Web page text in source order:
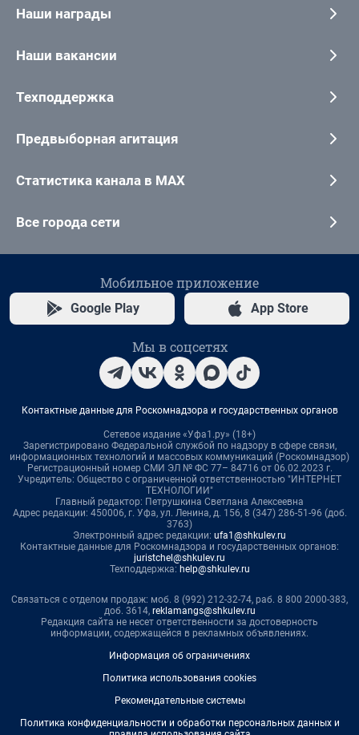
Наши награды
Наши вакансии
Техподдержка
Предвыборная агитация
Статистика канала в MAX
Все города сети
Мобильное приложение
Google Play App Store
Мы в соцсетях
Контактные данные для Роскомнадзора и государственных органов
Сетевое издание «Уфа1.ру» (18+)
Зарегистрировано Федеральной службой по надзору в сфере связи,
информационных технологий и массовых коммуникаций (Роскомнадзор)
Регистрационный номер СМИ ЭЛ № ФС 77– 84716 от 06.02.2023 г.
Учредитель: Общество с ограниченной ответственностью "ИНТЕРНЕТ
ТЕХНОЛОГИИ"
Главный редактор: Петрушкина Светлана Алексеевна
Адрес редакции: 450006, г. Уфа, ул. Ленина, д. 156, 8 (347) 286-51-96 (доб.
3763)
Электронный адрес редакции: ufa1@shkulev.ru
Контактные данные для Роскомнадзора и государственных органов:
juristchel@shkulev.ru
Техподдержка: help@shkulev.ru
Связаться с отделом продаж: моб. 8 (992) 212-32-74, раб. 8 800 2000-383,
доб. 3614, reklamangs@shkulev.ru
Редакция сайта не несет ответственности за достоверность
информации, содержащейся в рекламных объявлениях.
Информация об ограничениях
Политика использования cookies
Рекомендательные системы
Политика конфиденциальности и обработки персональных данных и